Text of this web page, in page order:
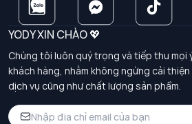
YODY XIN CHÀO 💖
Chúng tôi luôn quý trọng và tiếp thu mọi
khách hàng, nhằm không ngừng cải
dịch vụ cũng như chất lượng sản phẩm.